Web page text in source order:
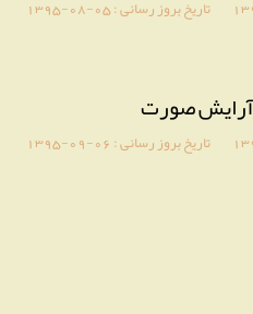
تاریخ بروز رسانی :1395-08-05
صورت
تاریخ بروز رسانی :1395-09-06